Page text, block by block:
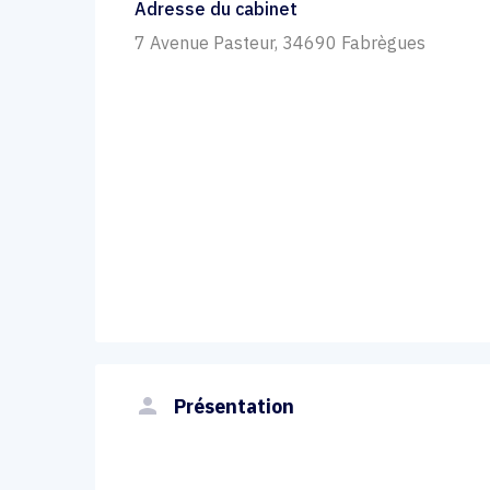
Adresse du cabinet
7 Avenue Pasteur, 34690 Fabrègues
person Présentation